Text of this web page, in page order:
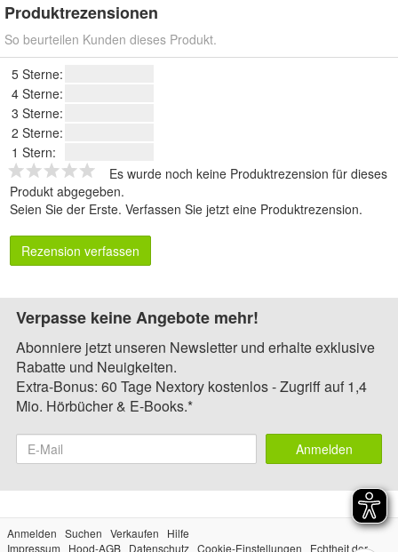
Produktrezensionen
So beurteilen Kunden dieses Produkt.
5 Sterne:
4 Sterne:
3 Sterne:
2 Sterne:
1 Stern:
Es wurde noch keine Produktrezension für dieses
Produkt abgegeben.
Seien Sie der Erste. Verfassen Sie jetzt eine Produktrezension.
Rezension verfassen
Verpasse keine Angebote mehr!
Abonniere jetzt unseren Newsletter und erhalte exklusive
Rabatte und Neuigkeiten.
Extra-Bonus: 60 Tage Nextory kostenlos - Zugriff auf 1,4
Mio. Hörbücher & E-Books.*
Anmelden
Anmelden Suchen Verkaufen
Hilfe
Impressum
Hood-AGB Datenschutz Cookie-Einstellungen Echtheit der